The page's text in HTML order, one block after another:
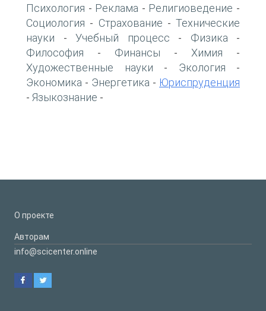
Психология - Реклама - Религиоведение -
Социология - Страхование - Технические
науки - Учебный процесс - Физика -
Философия - Финансы - Химия -
Художественные науки - Экология -
Экономика - Энергетика - Юриспруденция
- Языкознание -
О проекте
Авторам
info@scicenter.online